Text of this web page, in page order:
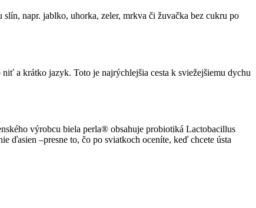
napr. jablko, uhorka, zeler, mrkva či žuvačka bez cukru po
a krátko jazyk. Toto je najrýchlejšia cesta k sviežejšiemu dychu
výrobcu biela perla® obsahuje probiotiká Lactobacillus
ďasien –presne to, čo po sviatkoch oceníte, keď chcete ústa